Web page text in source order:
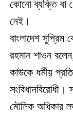
কোনো ব্যক্তি বা
নেই।
বাংলাদেশ
রহমান শাওন
কাউকে ধর্মীয়
সংবিধানবিরোধী।
মৌলিক অধিকার